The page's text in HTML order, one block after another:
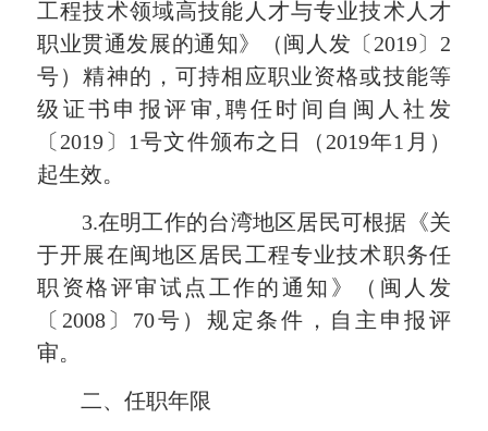
工程技术领域高技能人才与专业技术人才
职业贯通发展的通知》（闽人发〔2019〕2
号）精神的，可持相应职业资格或技能等
级证书申报评审,聘任时间自闽人社发
〔2019〕1号文件颁布之日（2019年1月）
起生效。
3.在明工作的台湾地区居民可根据《关
于开展在闽地区居民工程专业技术职务任
职资格评审试点工作的通知》（闽人发
〔2008〕70号）规定条件，自主申报评
审。
二、任职年限